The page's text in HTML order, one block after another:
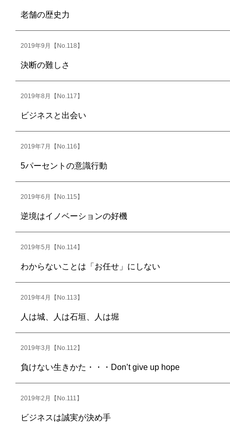
老舗の歴史力
2019年9月【No.118】
決断の難しさ
2019年8月【No.117】
ビジネスと出会い
2019年7月【No.116】
5パーセントの意識行動
2019年6月【No.115】
逆境はイノベーションの好機
2019年5月【No.114】
わからないことは「お任せ」にしない
2019年4月【No.113】
人は城、人は石垣、人は堀
2019年3月【No.112】
負けない生きかた・・・Don’t give up hope
2019年2月【No.111】
ビジネスは誠実が決め手